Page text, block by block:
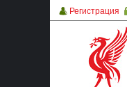
Регистрация